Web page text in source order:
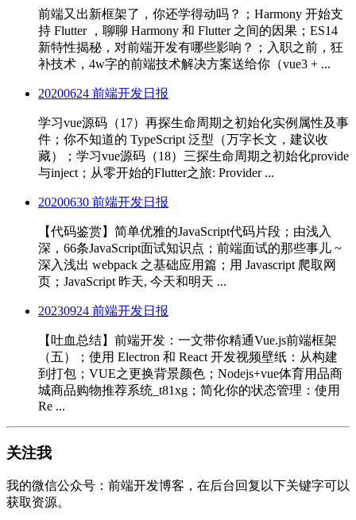
前端又出新框架了，你还学得动吗？；Harmony 开始支
持 Flutter ，聊聊 Harmony 和 Flutter 之间的因果；ES14
新特性揭秘，对前端开发有哪些影响？；入职之前，狂
补技术，4w字的前端技术解决方案送给你（vue3 + ...
20200624 前端开发日报
学习vue源码（17）再探生命周期之初始化实例属性及事
件；你不知道的 TypeScript 泛型（万字长文，建议收
藏）；学习vue源码（18）三探生命周期之初始化provide
与inject；从零开始的Flutter之旅: Provider ...
20200630 前端开发日报
【代码鉴赏】简单优雅的JavaScript代码片段；由浅入
深，66条JavaScript面试知识点；前端面试的那些事儿 ~
深入浅出 webpack 之基础应用篇；用 Javascript 爬取网
页；JavaScript 昨天, 今天和明天 ...
20230924 前端开发日报
【吐血总结】前端开发：一文带你精通Vue.js前端框架
（五）；使用 Electron 和 React 开发视频壁纸：从构建
到打包；VUE之更换背景颜色；Nodejs+vue体育用品商
城商品购物推荐系统_t81xg；简化你的状态管理：使用
Re ...
关注我
我的微信公众号：前端开发博客，在后台回复以下关键字可以
获取资源。